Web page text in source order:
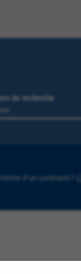
de recherche
d'un continent ?